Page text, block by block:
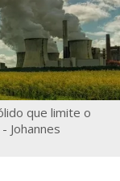
que limite o
Johannes